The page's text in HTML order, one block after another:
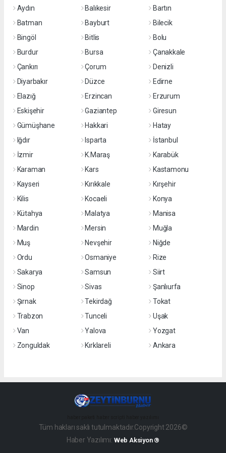
Aydın
Balıkesir
Bartın
Batman
Bayburt
Bilecik
Bingöl
Bitlis
Bolu
Burdur
Bursa
Çanakkale
Çankırı
Çorum
Denizli
Diyarbakır
Düzce
Edirne
Elazığ
Erzincan
Erzurum
Eskişehir
Gaziantep
Giresun
Gümüşhane
Hakkari
Hatay
Iğdır
Isparta
İstanbul
İzmir
K.Maraş
Karabük
Karaman
Kars
Kastamonu
Kayseri
Kırıkkale
Kırşehir
Kilis
Kocaeli
Konya
Kütahya
Malatya
Manisa
Mardin
Mersin
Muğla
Muş
Nevşehir
Niğde
Ordu
Osmaniye
Rize
Sakarya
Samsun
Siirt
Sinop
Sivas
Şanlıurfa
Şırnak
Tekirdağ
Tokat
Trabzon
Tunceli
Uşak
Van
Yalova
Yozgat
Zonguldak
Kırklareli Ankara
Tüm hakları saklı tutulmaktadır.Copyright 2026©
Haber Yazılımı: Web Aksiyon ®